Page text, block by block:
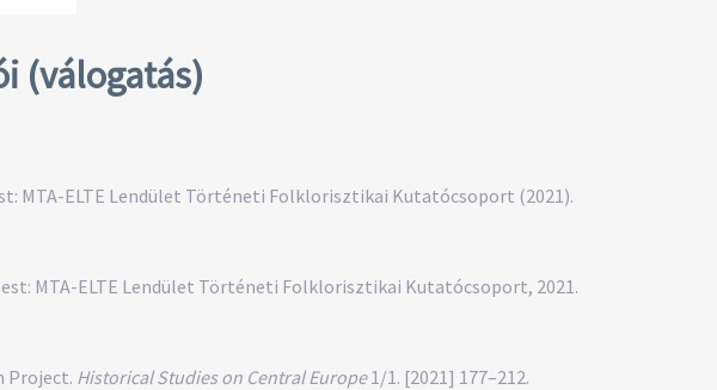
(válogatás)
MTA-ELTE Lendület Történeti Folklorisztikai Kutatócsoport (2021).
MTA-ELTE Lendület Történeti Folklorisztikai Kutatócsoport, 2021.
Project. Historical Studies on Central Europe1/1. [2021] 177–212.